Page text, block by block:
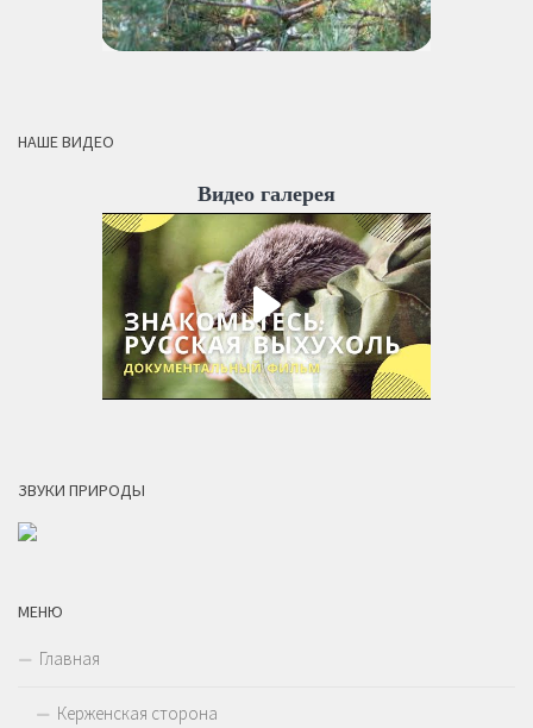
НАШЕ ВИДЕО
Видео галерея
ЗВУКИ ПРИРОДЫ
МЕНЮ
Главная
Керженская сторона